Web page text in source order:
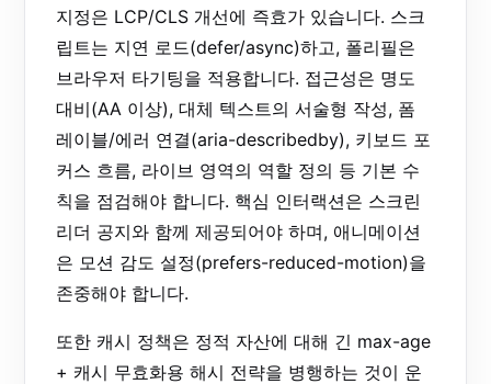
지정은 LCP/CLS 개선에 즉효가 있습니다. 스크
립트는 지연 로드(defer/async)하고, 폴리필은
브라우저 타기팅을 적용합니다. 접근성은 명도
대비(AA 이상), 대체 텍스트의 서술형 작성, 폼
레이블/에러 연결(aria-describedby), 키보드 포
커스 흐름, 라이브 영역의 역할 정의 등 기본 수
칙을 점검해야 합니다. 핵심 인터랙션은 스크린
리더 공지와 함께 제공되어야 하며, 애니메이션
은 모션 감도 설정(prefers-reduced-motion)을
존중해야 합니다.
또한 캐시 정책은 정적 자산에 대해 긴 max-age
+ 캐시 무효화용 해시 전략을 병행하는 것이 운